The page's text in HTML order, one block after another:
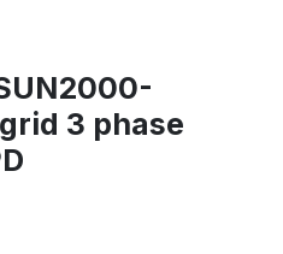
3 phase